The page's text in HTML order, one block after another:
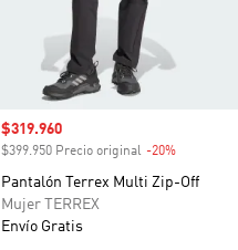
Precio de venta
$319.960
$399.950 Precio original -20%
Pantalón Terrex Multi Zip-Off
Mujer TERREX
Envío Gratis